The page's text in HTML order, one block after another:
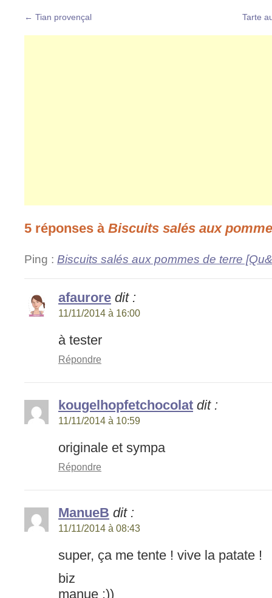
← Tian provençal Tarte
5 réponses à Biscuits salés aux
Ping : Biscuits salés aux pommes de terre
afaurore dit :
11/11/2014 à 16:00
à tester
Répondre
kougelhopfetchocolat dit :
11/11/2014 à 10:59
originale et sympa
Répondre
ManueB dit :
11/11/2014 à 08:43
super, ça me tente ! vive la patate !
biz
manue :))